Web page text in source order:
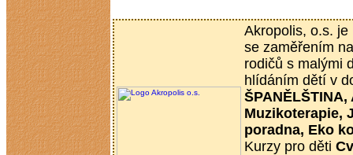
Akropolis, o.s.
se zaměřením
rodičů s malými
hlídáním dětí v
Muzikoterapie,
poradna, Eko
Kurzy pro děti